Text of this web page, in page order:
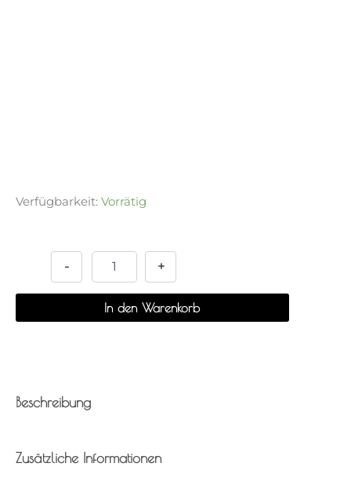
Verfügbarkeit: Vorrätig
-
Black
+
In den Warenkorb
Beschreibung
Zusätzliche Informationen